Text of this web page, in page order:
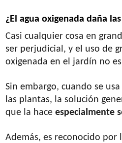
¿El agua oxigenada daña
Casi cualquier cosa en
ser perjudicial, y el uso de
oxigenada en el jardín no
Sin embargo, cuando se
las plantas, la solución
que la haceespecialmente
Además, es reconocido por